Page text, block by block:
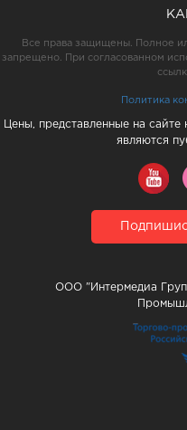
Все права защищены. Полное
запрещено. При согласованном
Политика
Цены, представленные на
являются
ООО "Интермедиа